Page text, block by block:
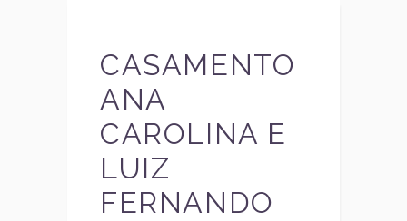
CASAMENTO
ANA
CAROLINA E
LUIZ
FERNANDO